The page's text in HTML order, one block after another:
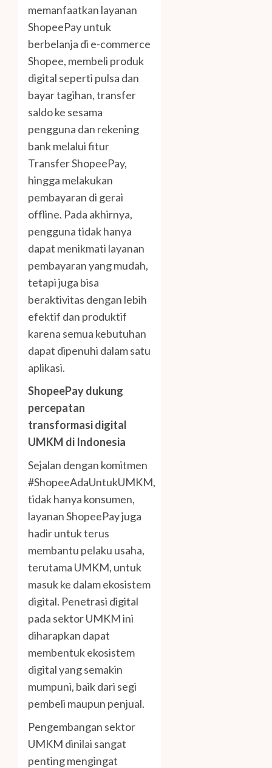
memanfaatkan layanan
ShopeePay untuk
berbelanja di e-commerce
Shopee, membeli produk
digital seperti pulsa dan
bayar tagihan, transfer
saldo ke sesama
pengguna dan rekening
bank melalui fitur
Transfer ShopeePay,
hingga melakukan
pembayaran di gerai
offline. Pada akhirnya,
pengguna tidak hanya
dapat menikmati layanan
pembayaran yang mudah,
tetapi juga bisa
beraktivitas dengan lebih
efektif dan produktif
karena semua kebutuhan
dapat dipenuhi dalam satu
aplikasi.
ShopeePay dukung
percepatan
transformasi digital
UMKM di Indonesia
Sejalan dengan komitmen
#ShopeeAdaUntukUMKM,
tidak hanya konsumen,
layanan ShopeePay juga
hadir untuk terus
membantu pelaku usaha,
terutama UMKM, untuk
masuk ke dalam ekosistem
digital. Penetrasi digital
pada sektor UMKM ini
diharapkan dapat
membentuk ekosistem
digital yang semakin
mumpuni, baik dari segi
pembeli maupun penjual.
Pengembangan sektor
UMKM dinilai sangat
penting mengingat